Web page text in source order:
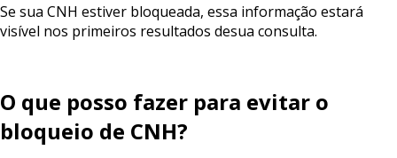
Se sua CNH estiver bloqueada, essa informação estará
visível nos primeiros resultados desua consulta.
O que posso fazer para evitar o
bloqueio de CNH?